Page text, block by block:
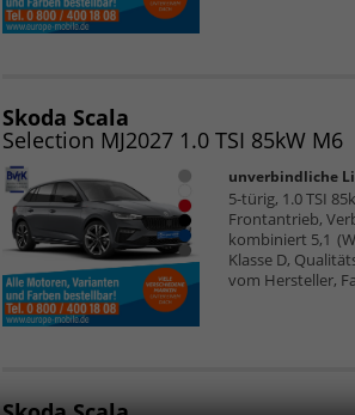
Skoda Scala
Selection MJ2027 1.0 TSI 85kW M6
unverbindliche
5-türig, 1.0 TSI
Frontantrieb,
kombiniert 5,1
Klasse D,
vom Hersteller,